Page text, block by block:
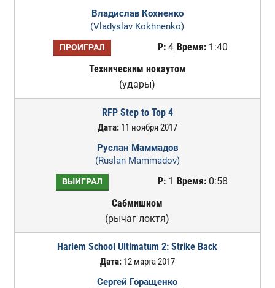
Владислав Кохненко
(Vladyslav Kokhnenko)
ПРОИГРАЛ Р:4 Время:1:40
Техническим нокаутом
(удары)
RFP Step to Top 4
Дата:11 ноября 2017
Руслан Маммадов
(Ruslan Mammadov)
ВЫИГРАЛ Р:1 Время:0:58
Сабмишном
(рычаг локтя)
Harlem School Ultimatum 2: Strike Back
Дата:12 марта 2017
Сергей Горащенко